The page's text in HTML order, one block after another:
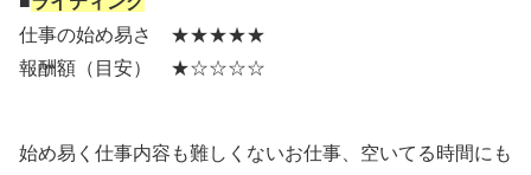
仕事の始め易さ ★★★★★
報酬額（目安） ★☆☆☆☆
始め易く仕事内容も難しくないお仕事、空いてる時間にも